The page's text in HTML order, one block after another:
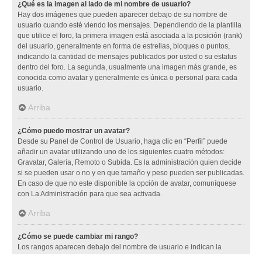
¿Qué es la imagen al lado de mi nombre de usuario?
Hay dos imágenes que pueden aparecer debajo de su nombre de
usuario cuando esté viendo los mensajes. Dependiendo de la plantilla
que utilice el foro, la primera imagen está asociada a la posición (rank)
del usuario, generalmente en forma de estrellas, bloques o puntos,
indicando la cantidad de mensajes publicados por usted o su estatus
dentro del foro. La segunda, usualmente una imagen más grande, es
conocida como avatar y generalmente es única o personal para cada
usuario.
Arriba
¿Cómo puedo mostrar un avatar?
Desde su Panel de Control de Usuario, haga clic en “Perfil” puede
añadir un avatar utilizando uno de los siguientes cuatro métodos:
Gravatar, Galería, Remoto o Subida. Es la administración quien decide
si se pueden usar o no y en que tamaño y peso pueden ser publicadas.
En caso de que no este disponible la opción de avatar, comuníquese
con La Administración para que sea activada.
Arriba
¿Cómo se puede cambiar mi rango?
Los rangos aparecen debajo del nombre de usuario e indican la